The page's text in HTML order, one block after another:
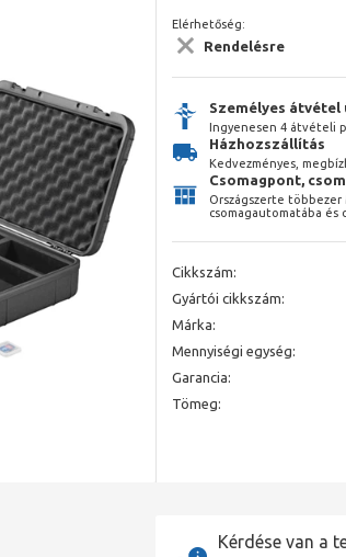
Elérhetőség:
Rendelésre
Személyes átvétel
Ingyenesen 4 átvételi
Házhozszállítás
Kedvezményes,
Csomagpont,
Országszerte többezer
csomagautomatába és
Cikkszám:
Gyártói cikkszám:
Márka:
Mennyiségi egység:
Garancia:
Tömeg:
Kérdése van a